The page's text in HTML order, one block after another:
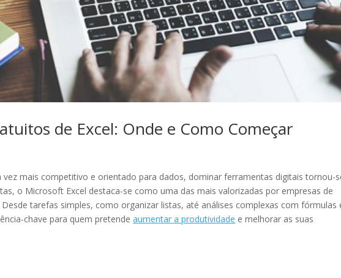
de Excel: Onde e Como Começar
mais competitivo e orientado para dados, dominar ferramentas digitais tornou-
o Microsoft Excel destaca-se como uma das mais valorizadas por empresas de
tarefas simples, como organizar listas, até análises complexas com fórmulas
chave para quem pretendeaumentar a produtividade e melhorar as suas